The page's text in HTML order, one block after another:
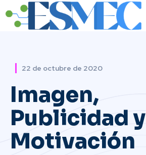
22 de octubre de 2020
Imagen,
Publicidad y
Motivación